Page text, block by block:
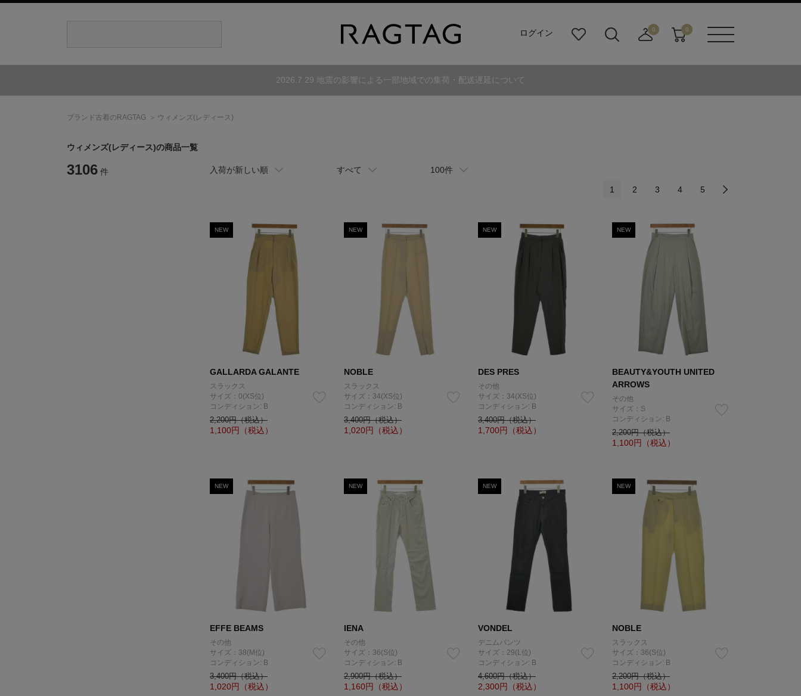
ログイン
り
ダ
0
寄
0
2026.7.29 地震の影響による一部地域での集荷・配送遅延について
ブランド古着のRAGTAG ウィメンズ(レディース)
ウィメンズ(レディース)の商品一覧
3106 件 入荷が新しい順 すべて 100件
1 2 3 4 5
NEW
GALLARDA GALANTE
スラックス
サイズ：0(XS位)
コンディション: B
2,200円（税込）
1,100円（税込）
NEW
NOBLE
スラックス
サイズ：34(XS位)
コンディション: B
3,400円（税込）
1,020円（税込）
NEW
DES PRES
その他
サイズ：34(XS位)
コンディション: B
3,400円（税込）
1,700円（税込）
NEW
BEAUTY&YOUTH UNITED
ARROWS
その他
サイズ：S
コンディション: B
2,200円（税込）
1,100円（税込）
NEW
EFFE BEAMS
その他
サイズ：38(M位)
コンディション: B
3,400円（税込）
1,020円（税込）
NEW
IENA
その他
サイズ：36(S位)
コンディション: B
2,900円（税込）
1,160円（税込）
NEW
VONDEL
デニムパンツ
サイズ：29(L位)
コンディション: B
4,600円（税込）
2,300円（税込）
NEW
NOBLE
スラックス
サイズ：36(S位)
コンディション: B
2,200円（税込）
1,100円（税込）